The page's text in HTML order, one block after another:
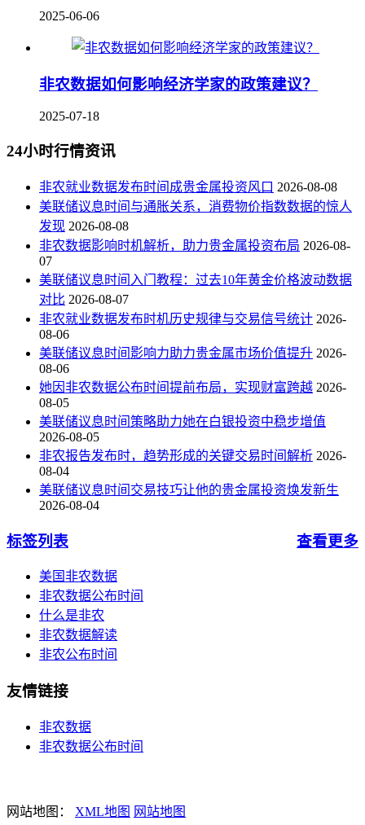
2025-06-06
非农数据如何影响经济学家的政策建议？
2025-07-18
24小时行情资讯
非农就业数据发布时间成贵金属投资风口 2026-08-08
美联储议息时间与通胀关系，消费物价指数数据的惊人
发现 2026-08-08
非农数据影响时机解析，助力贵金属投资布局 2026-08-
07
美联储议息时间入门教程：过去10年黄金价格波动数据
对比 2026-08-07
非农就业数据发布时机历史规律与交易信号统计 2026-
08-06
美联储议息时间影响力助力贵金属市场价值提升 2026-
08-06
她因非农数据公布时间提前布局，实现财富跨越 2026-
08-05
美联储议息时间策略助力她在白银投资中稳步增值
2026-08-05
非农报告发布时，趋势形成的关键交易时间解析 2026-
08-04
美联储议息时间交易技巧让他的贵金属投资焕发新生
2026-08-04
标签列表 查看更多
美国非农数据
非农数据公布时间
什么是非农
非农数据解读
非农公布时间
友情链接
非农数据
非农数据公布时间
网站地图： XML地图 网站地图